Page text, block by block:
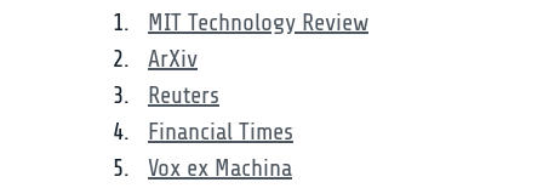
MIT Technology Review
ArXiv
Reuters
Financial Times
Vox ex Machina